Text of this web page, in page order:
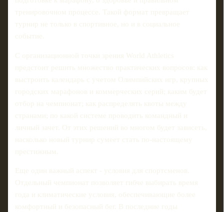
тренировочном процессе. Такой формат превращает
турнир не только в спортивное, но и в социальное
событие.
С организационной точки зрения World Athletics
предстоит решить множество практических вопросов: как
выстроить календарь с учетом Олимпийских игр, крупных
городских марафонов и коммерческих серий; каким будет
отбор на чемпионат; как распределять квоты между
странами; по какой системе проводить командный и
личный зачет. От этих решений во многом будет зависеть,
насколько новый турнир сумеет стать по-настоящему
престижным.
Еще один важный аспект - условия для спортсменов.
Отдельный чемпионат позволяет гибче выбирать время
года и климатические условия, обеспечивающие более
комфортный и безопасный бег. В последние годы